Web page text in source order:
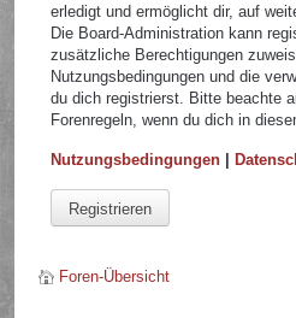
erledigt und ermöglicht dir, auf
Die Board-Administration kann
zusätzliche Berechtigungen
Nutzungsbedingungen und die
du dich registrierst. Bitte beachte
Forenregeln, wenn du dich in
Nutzungsbedingungen |
Registrieren
Foren-Übersicht